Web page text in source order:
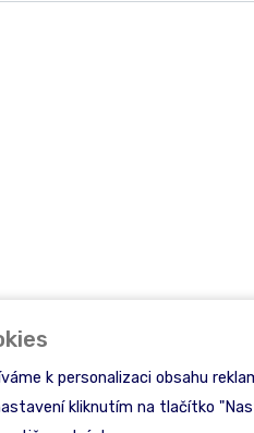
k personalizaci obsahu
kliknutím na tlačítko